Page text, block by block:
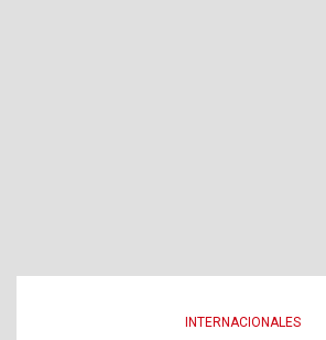
INTERNACIONALES